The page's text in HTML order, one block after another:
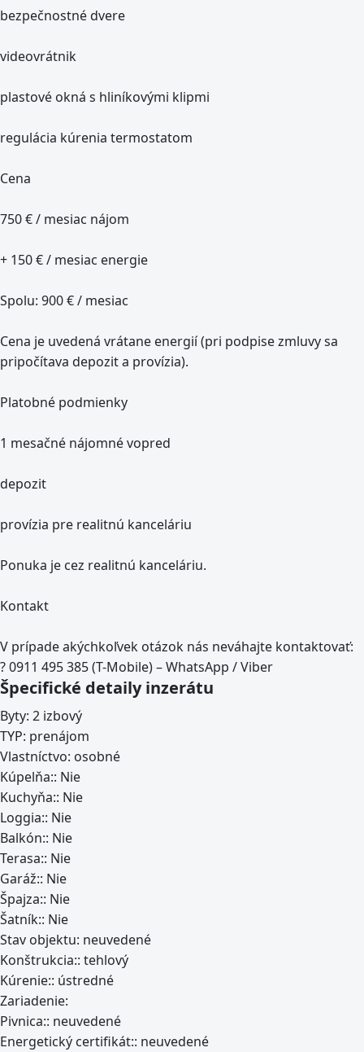
bezpečnostné dvere
videovrátnik
plastové okná s hliníkovými klipmi
regulácia kúrenia termostatom
Cena
750 € / mesiac nájom
+ 150 € / mesiac energie
Spolu: 900 € / mesiac
Cena je uvedená vrátane energií (pri podpise zmluvy sa
pripočítava depozit a provízia).
Platobné podmienky
1 mesačné nájomné vopred
depozit
provízia pre realitnú kanceláriu
Ponuka je cez realitnú kanceláriu.
Kontakt
V prípade akýchkoľvek otázok nás neváhajte kontaktovať:
? 0911 495 385 (T-Mobile) – WhatsApp / Viber
Špecifické detaily inzerátu
Byty: 2 izbový
TYP: prenájom
Vlastníctvo: osobné
Kúpelňa:: Nie
Kuchyňa:: Nie
Loggia:: Nie
Balkón:: Nie
Terasa:: Nie
Garáž:: Nie
Špajza:: Nie
Šatník:: Nie
Stav objektu: neuvedené
Konštrukcia:: tehlový
Kúrenie:: ústredné
Zariadenie:
Pivnica:: neuvedené
Energetický certifikát:: neuvedené